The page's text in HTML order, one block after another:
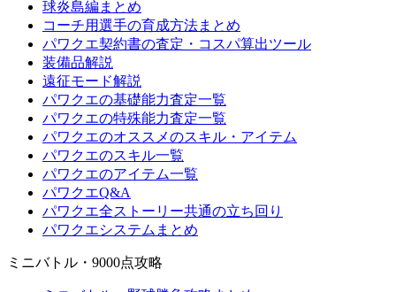
球炎島編まとめ
コーチ用選手の育成方法まとめ
パワクエ契約書の査定・コスパ算出ツール
装備品解説
遠征モード解説
パワクエの基礎能力査定一覧
パワクエの特殊能力査定一覧
パワクエのオススメのスキル・アイテム
パワクエのスキル一覧
パワクエのアイテム一覧
パワクエQ&A
パワクエ全ストーリー共通の立ち回り
パワクエシステムまとめ
ミニバトル・9000点攻略